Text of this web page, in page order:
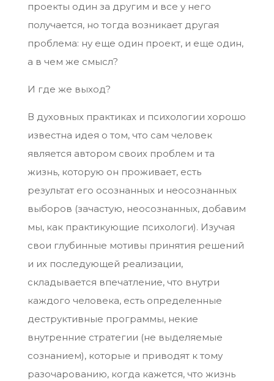
проекты один за другим и все у него
получается, но тогда возникает другая
проблема: ну еще один проект, и еще один,
а в чем же смысл?
И где же выход?
В духовных практиках и психологии хорошо
известна идея о том, что сам человек
является автором своих проблем и та
жизнь, которую он проживает, есть
результат его осознанных и неосознанных
выборов (зачастую, неосознанных, добавим
мы, как практикующие психологи). Изучая
свои глубинные мотивы принятия решений
и их последующей реализации,
складывается впечатление, что внутри
каждого человека, есть определенные
деструктивные программы, некие
внутренние стратегии (не выделяемые
сознанием), которые и приводят к тому
разочарованию, когда кажется, что жизнь